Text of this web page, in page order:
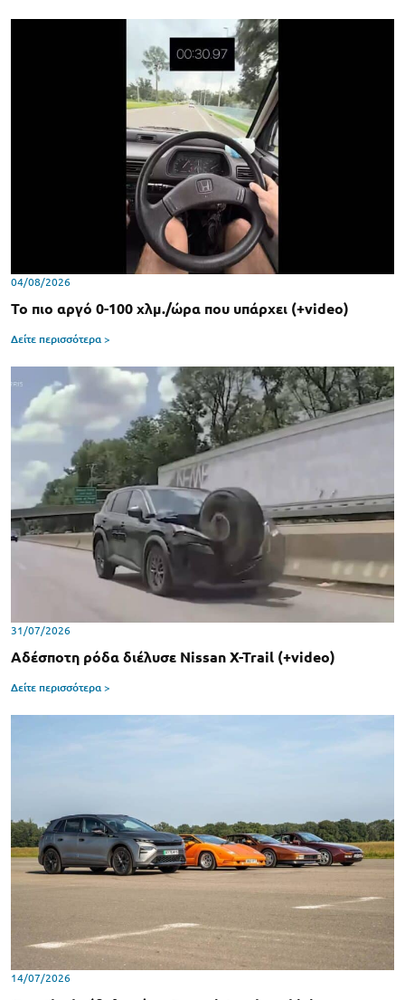
04/08/2026
Το πιο αργό 0-100 χλμ./ώρα που υπάρχει (+video)
Δείτε περισσότερα >
31/07/2026
Αδέσποτη ρόδα διέλυσε Nissan X-Trail (+video)
Δείτε περισσότερα >
14/07/2026